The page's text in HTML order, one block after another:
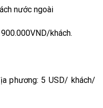
nước ngoài
khách.
phương: 5 USD/ khách/